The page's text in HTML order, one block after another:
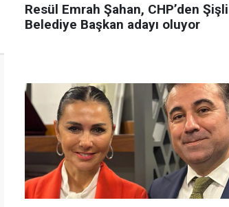
Resül Emrah Şahan, CHP’den Şişli
Belediye Başkan adayı oluyor